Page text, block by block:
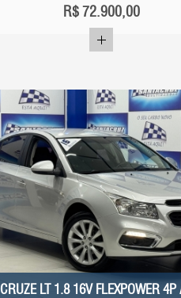
R$72.900,00
CRUZE LT 1.8 16V FLEXPOWER 4P